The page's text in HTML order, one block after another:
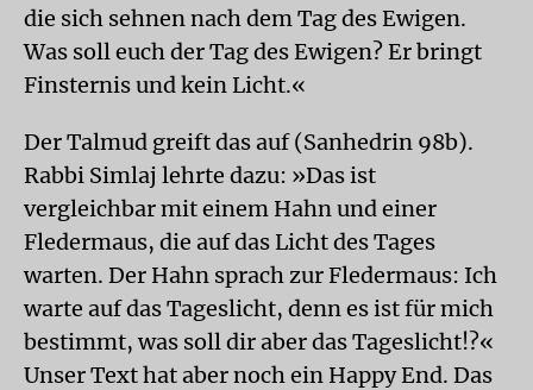
die sich sehnen nach dem Tag des Ewigen.
Was soll euch der Tag des Ewigen? Er bringt
Finsternis und kein Licht.«
Der Talmud greift das auf (Sanhedrin 98b).
Rabbi Simlaj lehrte dazu: »Das ist
vergleichbar mit einem Hahn und einer
Fledermaus, die auf das Licht des Tages
warten. Der Hahn sprach zur Fledermaus: Ich
warte auf das Tageslicht, denn es ist für mich
bestimmt, was soll dir aber das Tageslicht!?«
Unser Text hat aber noch ein Happy End. Das